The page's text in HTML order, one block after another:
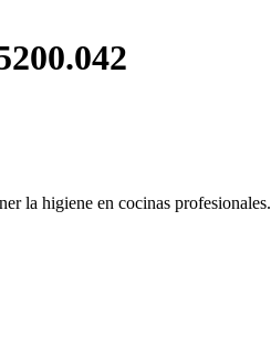
la higiene en cocinas profesionales.